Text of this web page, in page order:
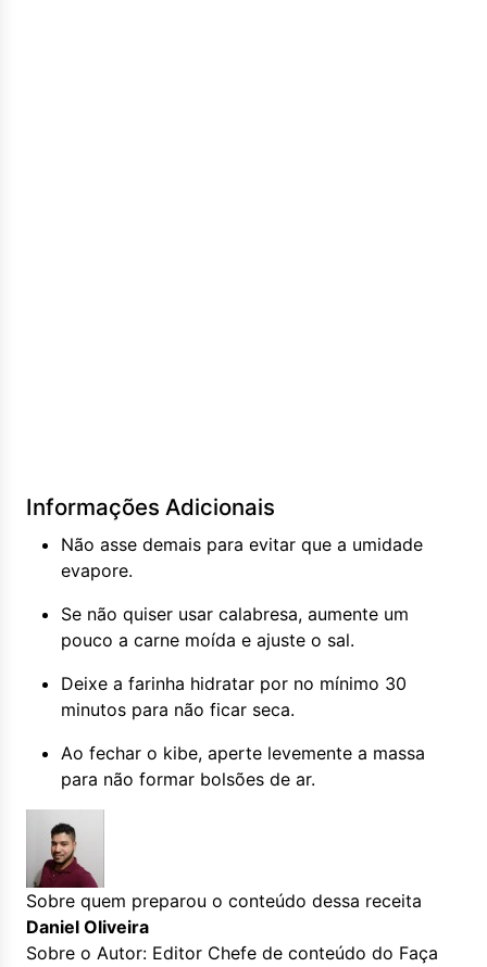
Informações Adicionais
Não asse demais para evitar que a umidade
evapore.
Se não quiser usar calabresa, aumente um
pouco a carne moída e ajuste o sal.
Deixe a farinha hidratar por no mínimo 30
minutos para não ficar seca.
Ao fechar o kibe, aperte levemente a massa
para não formar bolsões de ar.
Sobre quem preparou o conteúdo dessa receita
Daniel Oliveira
Sobre o Autor: Editor Chefe de conteúdo do Faça